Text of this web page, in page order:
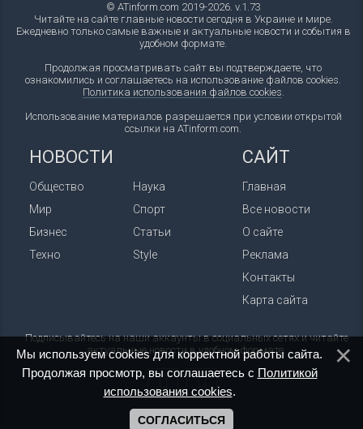
© ATinform.com 2019-2026. v.1.73
Читайте на сайте главные новости сегодня в Украине и мире.
Ежедневно только самые важные и актуальные новости и события в
удобном формате.
Продолжая просматривать сайт вы подтверждаете, что
ознакомились и соглашаетесь на использование файлов cookies.
Политика использования файлов cookies.
Использование материалов разрешается при условии открытой
ссылки на ATinform.com.
НОВОСТИ
Общество
Мир
Бизнес
Техно
Наука
Спорт
Статьи
Style
САЙТ
Главная
Все новости
О сайте
Реклама
Контакты
Карта сайта
Подписывайтесь на наши аккаунты в социальных сетях и читайте
актуальные новости в удобном формате.
Мы используем cookies для корректной работы сайта.
Продолжая просмотр, вы соглашаетесь с Политикой
использования cookies.
СОГЛАСИТЬСЯ